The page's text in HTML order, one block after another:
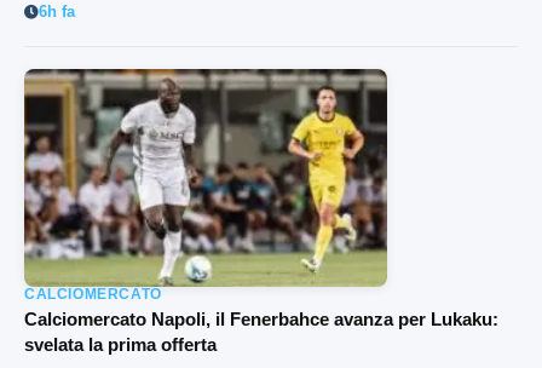
6h fa
CALCIOMERCATO
Calciomercato Napoli, il Fenerbahce avanza per Lukaku:
svelata la prima offerta